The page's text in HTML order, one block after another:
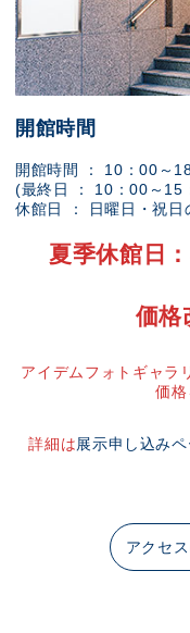
開館時間
開館時間 ： 10：00～
(最終日 ： 10：00～15
休館日 ： 日曜日・祝日
夏季休館日
価格
アイデムフォトギャラ
価格
詳細は展示申し込みペ
アクセ